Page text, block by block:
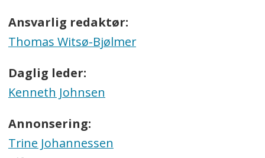
Ansvarlig redaktør:
Thomas Witsø-Bjølmer
Daglig leder:
Kenneth Johnsen
Annonsering:
Trine Johannessen